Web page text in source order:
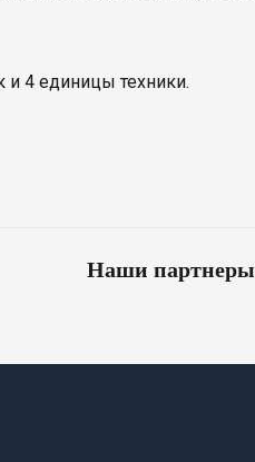
и 4 единицы техники.
Наши партнеры